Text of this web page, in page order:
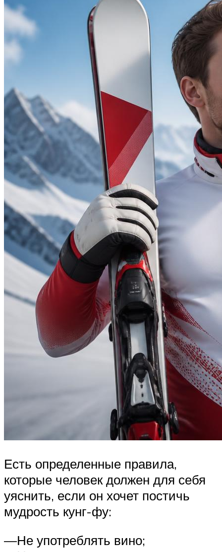
Есть определенные правила,
которые человек должен для себя
уяснить, если он хочет постичь
мудрость кунг-фу:
—Не употреблять вино;